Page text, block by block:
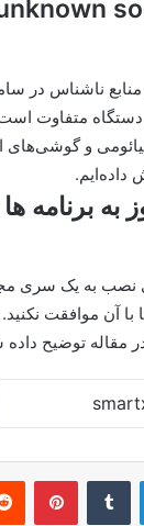
ناشناس در
دستگاه متفاوت
و گوشی‌های
داده‌ایم.
برنامه ها
نصب به یک سری
با آن موافقت
در مقاله توضیح
لینکدین پینترست